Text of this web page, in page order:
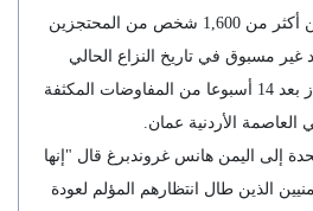
إلى اتفاق بشأن الإفراج عن أكثر من 1,600 شخص من المحتجزين
غير مسبوق في تاريخ النزاع الحالي
في اليمن. ويأتي هذا الإنجاز بعد 14 أسبوعا من المفاوضات المكثفة
الأردنية عمان.
إلى اليمن هانس غروندبرغ قال "إنها
الذين طال انتظارهم المؤلم لعودة